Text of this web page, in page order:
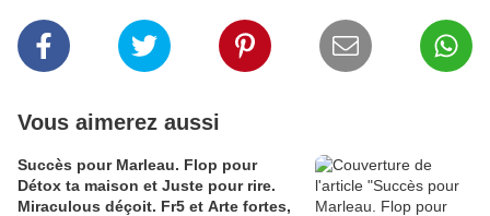
Vous aimerez aussi
Succès pour Marleau. Flop pour
Détox ta maison et Juste pour rire.
Miraculous déçoit. Fr5 et Arte fortes,